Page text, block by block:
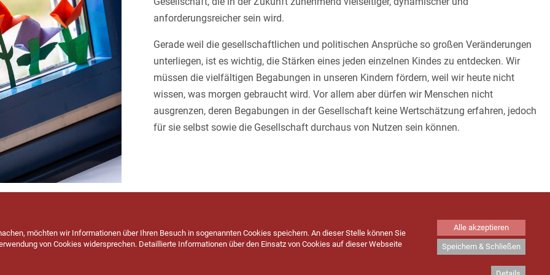
Alle akzeptieren
Speichern & Schließen
möchten wir Informationen über Ihren Besuch in sogenannten Cookies speichern. An dieser Stelle können Sie
von Cookies widersprechen. Detaillierte Informationen über den Einsatz von Cookies auf dieser Webseite
anforderungsreicher sein wird.
Gerade weil die gesellschaftlichen und politischen Ansprüche so großen Veränderungen
unterliegen, ist es wichtig, die Stärken eines jeden einzelnen Kindes zu entdecken. Wir
müssen die vielfältigen Begabungen in unseren Kindern fördern, weil wir heute nicht
wissen, was morgen gebraucht wird. Vor allem aber dürfen wir Menschen nicht
ausgrenzen, deren Begabungen in der Gesellschaft keine Wertschätzung erfahren, jedoch
für sie selbst sowie die Gesellschaft durchaus von Nutzen sein können.
Telefon: (07433) 967054 0
Impressum Sitemap | Datenschutz | Cookies